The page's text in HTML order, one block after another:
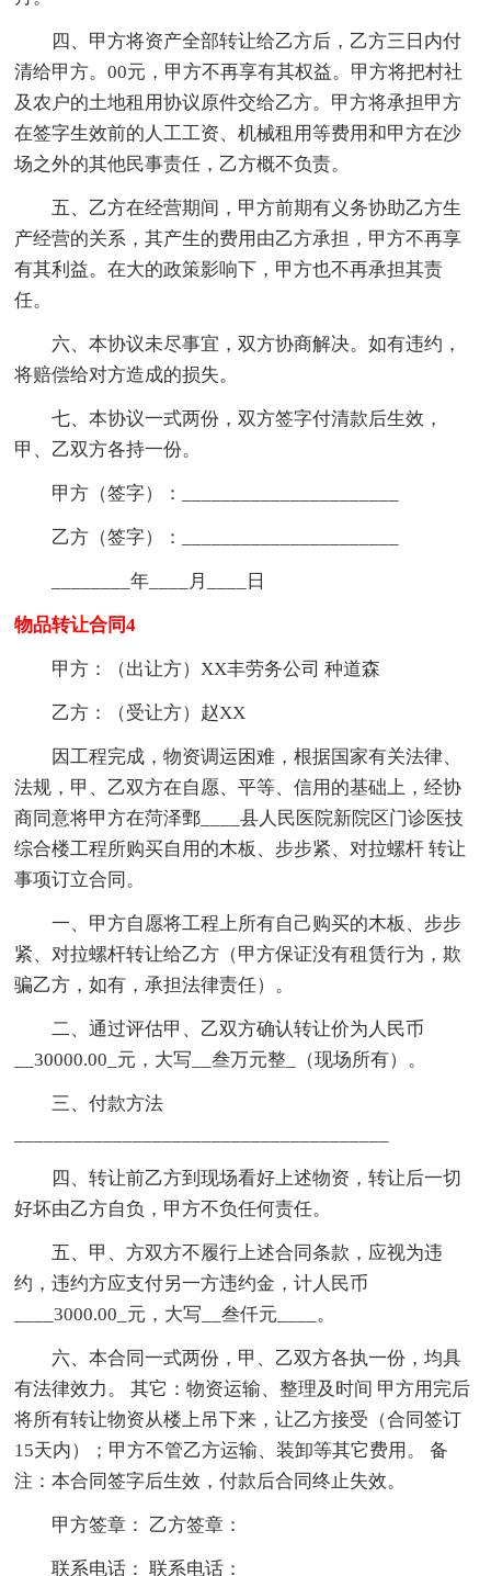
四、甲方将资产全部转让给乙方后，乙方三日内付
清给甲方。00元，甲方不再享有其权益。甲方将把村社
及农户的土地租用协议原件交给乙方。甲方将承担甲方
在签字生效前的人工工资、机械租用等费用和甲方在沙
场之外的其他民事责任，乙方概不负责。
五、乙方在经营期间，甲方前期有义务协助乙方生
产经营的关系，其产生的费用由乙方承担，甲方不再享
有其利益。在大的政策影响下，甲方也不再承担其责
任。
六、本协议未尽事宜，双方协商解决。如有违约，
将赔偿给对方造成的损失。
七、本协议一式两份，双方签字付清款后生效，
甲、乙双方各持一份。
甲方（签字）：______________________
乙方（签字）：______________________
________年____月____日
物品转让合同4
甲方：（出让方）XX丰劳务公司 种道森
乙方：（受让方）赵XX
因工程完成，物资调运困难，根据国家有关法律、
法规，甲、乙双方在自愿、平等、信用的基础上，经协
商同意将甲方在菏泽鄄____县人民医院新院区门诊医技
综合楼工程所购买自用的木板、步步紧、对拉螺杆 转让
事项订立合同。
一、甲方自愿将工程上所有自己购买的木板、步步
紧、对拉螺杆转让给乙方（甲方保证没有租赁行为，欺
骗乙方，如有，承担法律责任）。
二、通过评估甲、乙双方确认转让价为人民币
__30000.00_元，大写__叁万元整_（现场所有）。
三、付款方法
四、转让前乙方到现场看好上述物资，转让后一切
好坏由乙方自负，甲方不负任何责任。
五、甲、方双方不履行上述合同条款，应视为违
约，违约方应支付另一方违约金，计人民币
____3000.00_元，大写__叁仟元____。
六、本合同一式两份，甲、乙双方各执一份，均具
有法律效力。 其它：物资运输、整理及时间 甲方用完后
将所有转让物资从楼上吊下来，让乙方接受（合同签订
15天内）；甲方不管乙方运输、装卸等其它费用。 备
注：本合同签字后生效，付款后合同终止失效。
甲方签章： 乙方签章：
联系电话： 联系电话：